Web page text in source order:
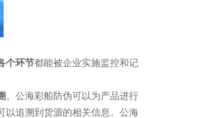
个环节都能被企业实施监控和记
。公海彩船防伪可以为产品进行
以追溯到货源的相关信息。公海